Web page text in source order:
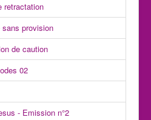
retractation
provision
de caution
02
- Emission n°2